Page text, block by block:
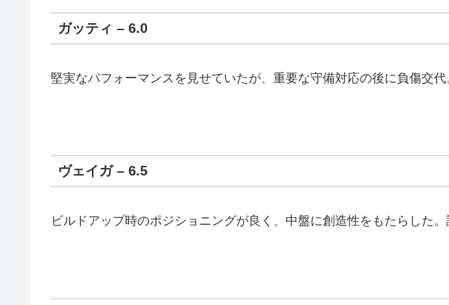
ガッティ – 6.0
堅実なパフォーマンスを見せていたが、重要な守備対応の後に負傷交
ヴェイガ – 6.5
ビルドアップ時のポジショニングが良く、中盤に創造性をもたらした